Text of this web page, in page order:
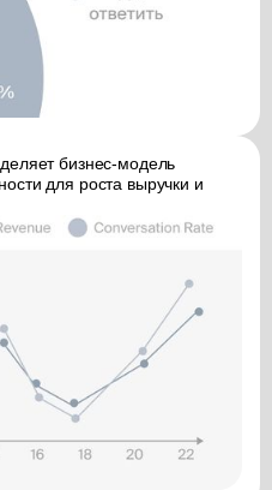
бизнес-модель
для роста выручки и